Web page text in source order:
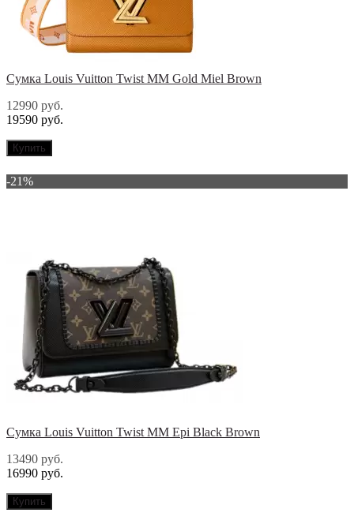
Сумка Louis Vuitton Twist MM Gold Miel Brown
12990 руб.
19590 руб.
Купить
-21%
Сумка Louis Vuitton Twist MM Epi Black Brown
13490 руб.
16990 руб.
Купить